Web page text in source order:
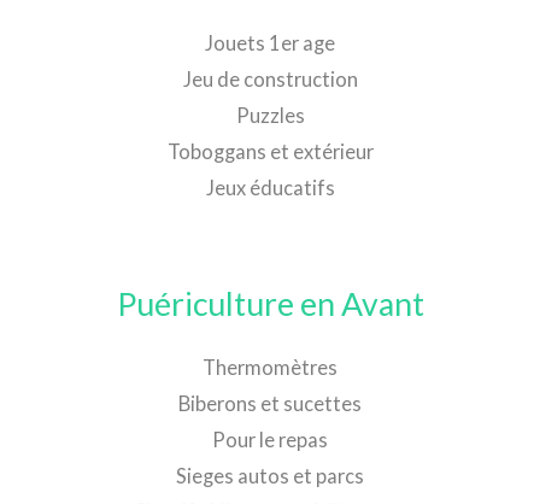
Jouets 1er age
Jeu de construction
Puzzles
Toboggans et extérieur
Jeux éducatifs
Puériculture en Avant
Thermomètres
Biberons et sucettes
Pour le repas
Sieges autos et parcs